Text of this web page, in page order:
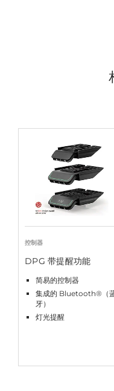
控制器
DPG 带提醒功能
简易的控制器
集成的 Bluetooth®（
牙）
灯光提醒